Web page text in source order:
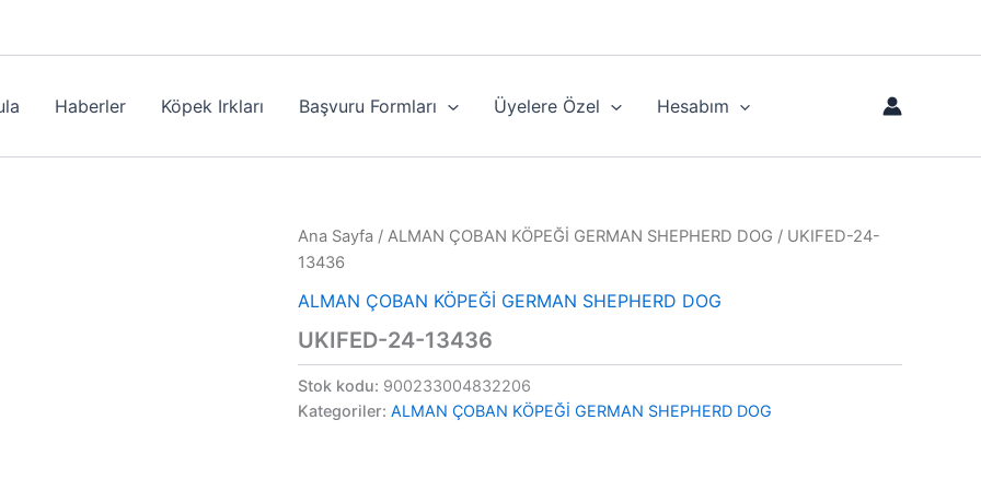
Haberler Köpek Irkları Başvuru Formları Üyelere Özel Hesabım
Ana Sayfa / ALMAN ÇOBAN KÖPEĞİ GERMAN SHEPHERD DOG / UKIFED-24-
13436
ALMAN ÇOBAN KÖPEĞİ GERMAN SHEPHERD DOG
UKIFED-24-13436
Stok kodu: 900233004832206
Kategoriler: ALMAN ÇOBAN KÖPEĞİ GERMAN SHEPHERD DOG